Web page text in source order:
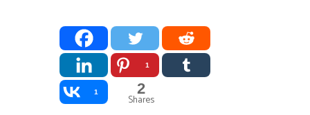
1
1 2
Shares